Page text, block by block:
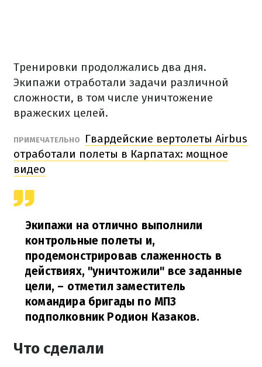
Тренировки продолжались два дня.
Экипажи отработали задачи различной
сложности, в том числе уничтожение
вражеских целей.
ПРИМЕЧАТЕЛЬНО
Гвардейские вертолеты Airbus
отработали полеты в Карпатах: мощное
видео
Экипажи на отлично выполнили
контрольные полеты и,
продемонстрировав слаженность в
действиях, "уничтожили" все заданные
цели, – отметил заместитель
командира бригады по МПЗ
подполковник Родион Казаков.
Что сделали